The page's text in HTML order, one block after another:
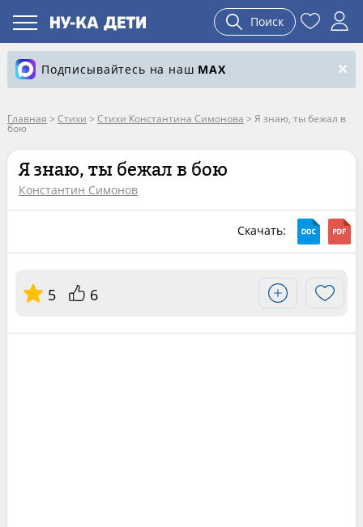
Поиск
Подписывайтесь на наш MAX
Главная > Стихи > Стихи Константина Симонова > Я знаю, ты бежал в
бою
Я знаю, ты бежал в бою
Константин Симонов
Скачать:
5 6